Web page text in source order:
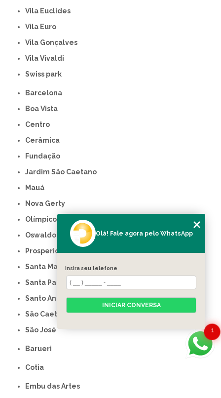
Vila Euclides
Vila Euro
Vila Gonçalves
Vila Vivaldi
swiss park
Barcelona
Boa Vista
Centro
Cerâmica
Fundação
Jardim São Caetano
Mauá
Nova Gerty
Olímpico
Oswaldo Cruz
Prosperidade
Santa Maria
Santa Paula
Santo Antônio
São Caetano do Sul
São José
Barueri
Cotia
Embu das Artes
1
Olá! Fale agora pelo WhatsApp
Insira seu telefone
INICIAR CONVERSA